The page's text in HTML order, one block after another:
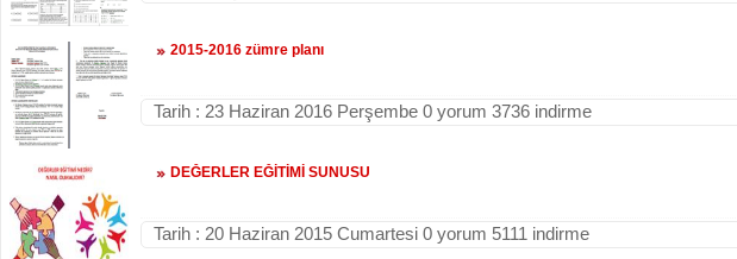
2015-2016 zümre planı
Tarih : 23 Haziran 2016 Perşembe 0 yorum 3736 indirme
DEĞERLER EĞİTİMİ SUNUSU
Tarih : 20 Haziran 2015 Cumartesi 0 yorum 5111 indirme